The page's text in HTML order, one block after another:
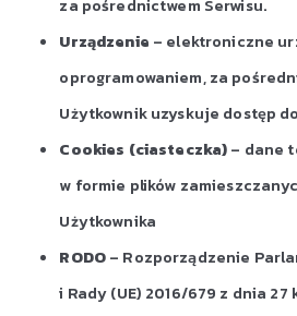
za pośrednictwem Serwisu.
Urządzenie – elektroniczne
oprogramowaniem, za
Użytkownik uzyskuje dostęp
Cookies (ciasteczka)– dane
w formie plików
Użytkownika
RODO– Rozporządzenie
i Rady (UE) 2016/679 z dnia 27